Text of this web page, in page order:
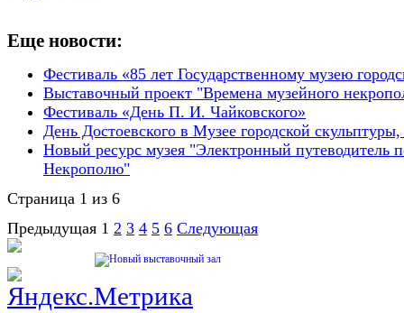
Еще новости:
Фестиваль «85 лет Государственному музею
Выставочный проект "Времена музейного
​​​Фестиваль «День П. И. Чайковского»
День Достоевского в Музее городской
Новый ресурс музея "Электронный путеводитель
Некрополю"
Страница 1 из 6
Предыдущая 1 2 3 4 5 6 Следующая